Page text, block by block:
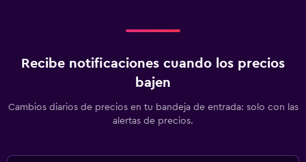
Recibe notificaciones cuando los precios
bajen
Cambios diarios de precios en tu bandeja de entrada: solo con las
alertas de precios.